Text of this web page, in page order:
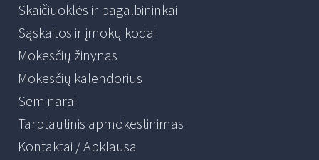
Skaičiuoklės ir pagalbininkai
Sąskaitos ir įmokų kodai
Mokesčių žinynas
Mokesčių kalendorius
Seminarai
Tarptautinis apmokestinimas
Kontaktai / Apklausa